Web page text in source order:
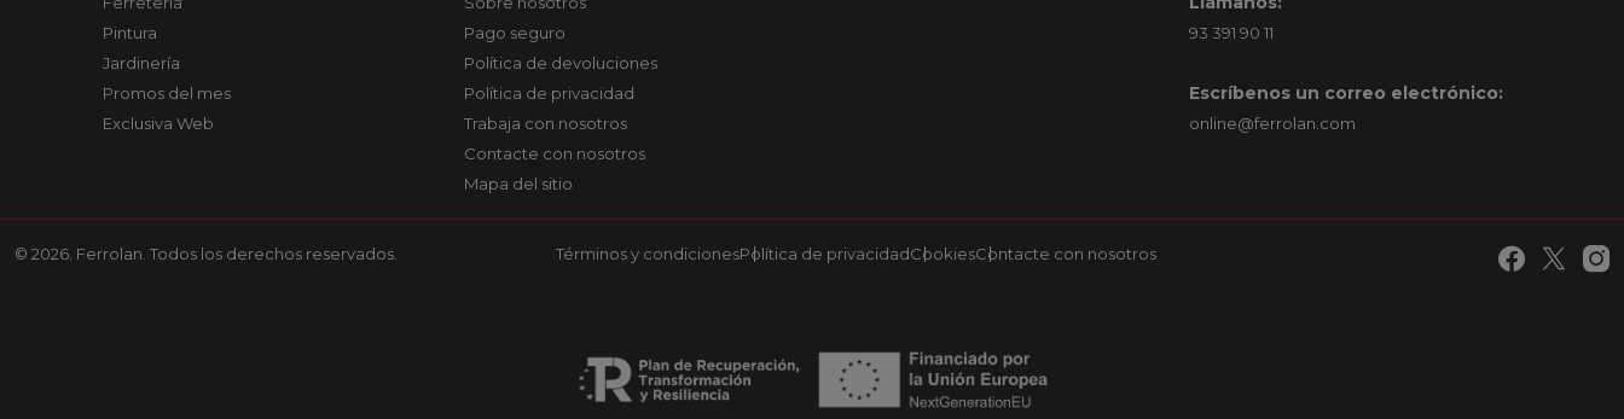
Pintura
Jardinería
Promos del mes
Exclusiva Web
Pago seguro
Política de devoluciones
Política de privacidad
Trabaja con nosotros
Contacte con nosotros
Mapa del sitio
93 391 90 11
Escríbenos un correo electrónico:
online@ferrolan.com
© 2026. Ferrolan. Todos los derechos reservados. Términos y condicionesPolítica de privacidadCookiesContacte con nosotros